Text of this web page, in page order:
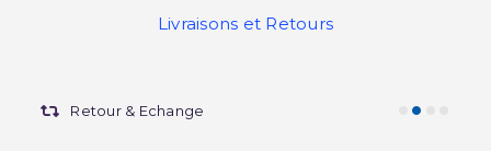
Livraisons et Retours
Retour & Echange